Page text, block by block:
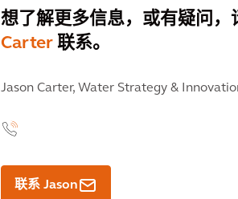
想了解更多信息，或有疑问，
Carter 联系。
Jason Carter, Water Strategy &
联系 Jason